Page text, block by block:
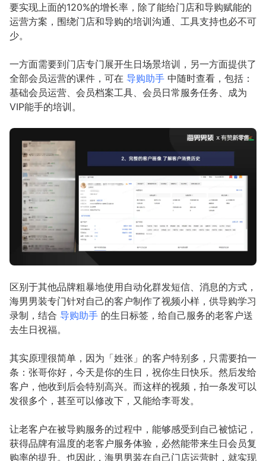
要实现上面的120%的增长率，除了能给门店和导购赋能的
运营方案，围绕门店和导购的培训沟通、工具支持也必不可
少。
一方面需要到门店专门展开生日场景培训，另一方面提供了
全部会员运营的课件，可在 导购助手 中随时查看，包括：
基础会员运营、会员档案工具、会员日常服务任务、成为
VIP能手的培训。
区别于其他品牌粗暴地使用自动化群发短信、消息的方式，
海男男装专门针对自己的客户制作了视频小样，供导购学习
录制，结合 导购助手 的生日标签，给自己服务的老客户送
去生日祝福。
其实原理很简单，因为「姓张」的客户特别多，只需要拍一
条：张哥你好，今天是你的生日，祝你生日快乐。然后发给
客户，他收到后会特别高兴。而这样的视频，拍一条发可以
发很多个，甚至可以修改下，又能给李哥发。
让老客户在被导购服务的过程中，能够感受到自己被惦记，
获得品牌有温度的老客户服务体验，必然能带来生日会员复
购率的提升。也因此，海男男装在自己门店运营时，就实现